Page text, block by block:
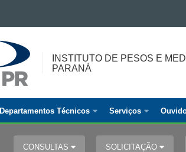
INSTITUTO DE PESOS E
PARANÁ
Departamentos Técnicos Serviços
CONSULTAS SOLICITAÇÃO